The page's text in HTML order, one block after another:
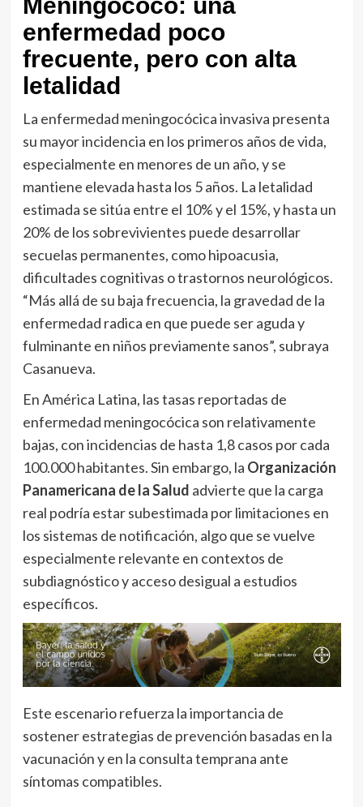
enfermedad poco
frecuente, pero con alta
letalidad
La enfermedad meningocócica invasiva presenta
su mayor incidencia en los primeros años de vida,
especialmente en menores de un año, y se
mantiene elevada hasta los 5 años. La letalidad
estimada se sitúa entre el 10% y el 15%, y hasta un
20% de los sobrevivientes puede desarrollar
secuelas permanentes, como hipoacusia,
dificultades cognitivas o trastornos neurológicos.
“Más allá de su baja frecuencia, la gravedad de la
enfermedad radica en que puede ser aguda y
fulminante en niños previamente sanos”, subraya
Casanueva.
En América Latina, las tasas reportadas de
enfermedad meningocócica son relativamente
bajas, con incidencias de hasta 1,8 casos por cada
100.000 habitantes. Sin embargo, la Organización
Panamericana de la Salud advierte que la carga
real podría estar subestimada por limitaciones en
los sistemas de notificación, algo que se vuelve
especialmente relevante en contextos de
subdiagnóstico y acceso desigual a estudios
específicos.
Este escenario refuerza la importancia de
sostener estrategias de prevención basadas en la
vacunación y en la consulta temprana ante
síntomas compatibles.